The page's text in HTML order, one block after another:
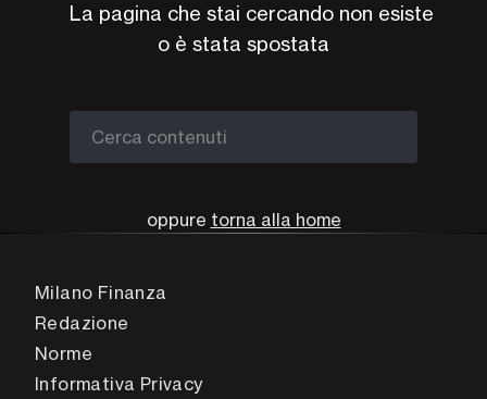
UpTv
Video corsi
La pagina che stai cercando non esiste
o è stata spostata
Cerca contenuti
oppure torna alla home
Milano Finanza
Redazione
Norme
Informativa Privacy